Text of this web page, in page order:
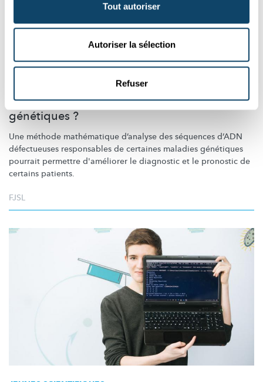
Tout autoriser
Autoriser la sélection
Refuser
JEUNES SCIENTIFIQUES
Les mathématiques pourraient-elles aider les
médecins à diagnostiquer des maladies
génétiques ?
Une méthode mathématique d’analyse des séquences d’ADN
défectueuses responsables de certaines maladies génétiques
pourrait permettre d'améliorer le diagnostic et le pronostic de
certains patients.
FJSL